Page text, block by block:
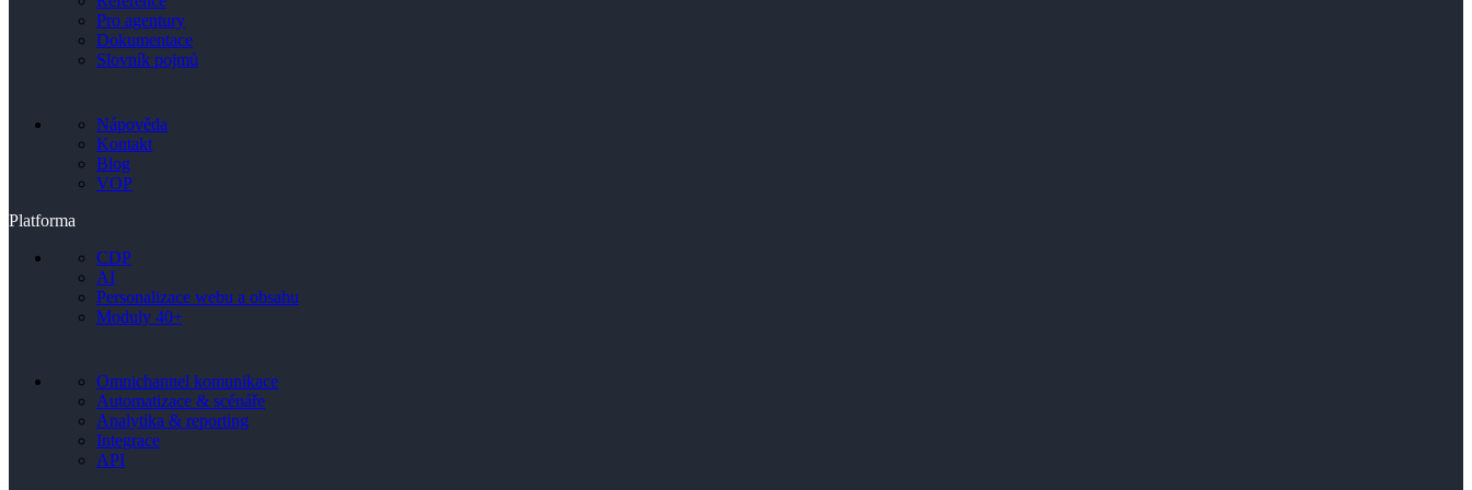
Pro agentury
Dokumentace
Slovník pojmů
Nápověda
Kontakt
Blog
VOP
Platforma
CDP
AI
Personalizace webu a obsahu
Moduly 40+
Omnichannel komunikace
Automatizace & scénáře
Analytika & reporting
Integrace
API